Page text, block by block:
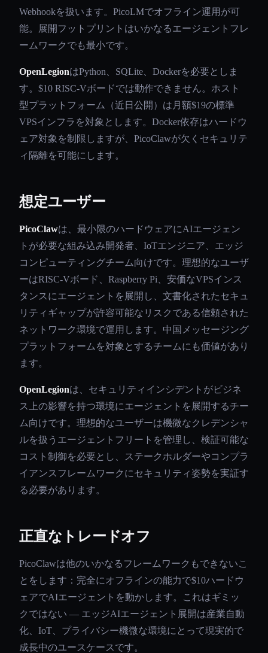
Webhookを扱います。PicoLMでオフライン運用が可
能。展開フットプリントはいかなるエージェントフレ
ームワークでも最小です。
OpenLegionはPython、SQLite、Dockerを必要としま
す。$10 RISC-Vボードでは動作できません。ホスト
型プラットフォーム（近日公開）は月額$19の標準
VPSインフラを対象とします。Docker依存はハードウ
ェア対象を制限しますが、PicoClawが欠くセキュリテ
ィ隔離を可能にします。
想定ユーザー
PicoClawは、最小限のハードウェアにAIエージェン
トが必要な組み込み開発者、IoTエンジニア、エッジ
コンピューティングチーム向けです。理想的なユーザ
ーはRISC-Vボード、Raspberry Pi、安価なVPSインス
タンスにエージェントを展開し、文書化されたセキュ
リティギャップが許容可能なリスクである信頼された
ネットワーク環境で運用します。中国メッセージング
プラットフォームを対象とするチームにも価値があり
ます。
OpenLegionは、セキュリティインシデントがビジネ
ス上の影響を持つ環境にエージェントを展開するチー
ム向けです。理想的なユーザーは機微なクレデンシャ
ルを扱うエージェントフリートを管理し、検証可能な
コスト制御を必要とし、ステークホルダーやコンプラ
イアンスフレームワークにセキュリティ姿勢を実証す
る必要があります。
正直なトレードオフ
PicoClawは他のいかなるフレームワークもできないこ
とをします：完全にオフラインの能力で$10ハードウ
ェアでAIエージェントを動かします。これはギミッ
クではない — エッジAIエージェント展開は産業自動
化、IoT、プライバシー機微な環境にとって現実的で
成長中のユースケースです。